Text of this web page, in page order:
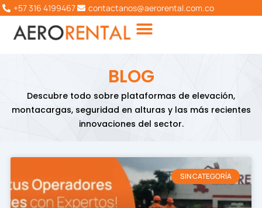
Ir
contenido
+57 316 4199467 contactanos@aerorental.com.co
BLOG
Descubre todo sobre plataformas de elevación,
montacargas, seguridad en alturas y las más recientes
innovaciones del sector.
SIN CATEGORÍA